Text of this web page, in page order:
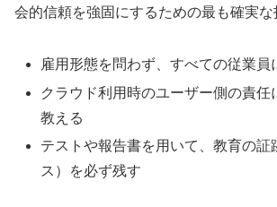
会的信頼を強固にするための最も確実な
雇用形態を問わず、すべての従業員
クラウド利用時のユーザー側の責任
教える
テストや報告書を用いて、教育の証
ス）を必ず残す